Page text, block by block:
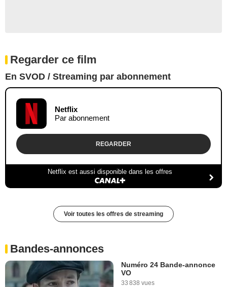
Regarder ce film
En SVOD / Streaming par abonnement
Netflix
Par abonnement
REGARDER
Netflix est aussi disponible dans les offres
Voir toutes les offres de streaming
Bandes-annonces
Numéro 24 Bande-annonce
VO
33 838 vues